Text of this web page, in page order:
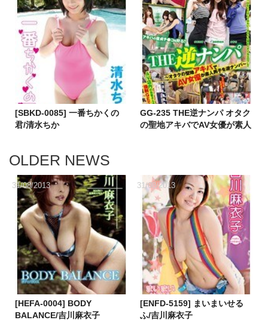
[SBKD-0085] 一番ちかくの
君/清水ちか
GG-235 THE逆ナンパ オタク
の聖地アキバでAV女優が素人
OLDER NEWS
[HEFA-0004] BODY
BALANCE/吉川麻衣子
31/08/2013
[ENFD-5159] まいまいせる
ふ/吉川麻衣子
31/08/2013